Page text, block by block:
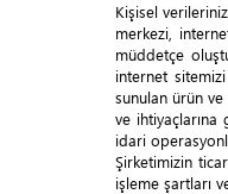
Kişisel
merkezi,
müddetçe
internet
sunulan ürün ve
ve
idari
Şirketimizin
işleme şartları